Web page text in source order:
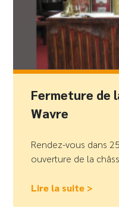
Fermeture de
Wavre
Rendez-vous dans
ouverture de la
Lire la suite >